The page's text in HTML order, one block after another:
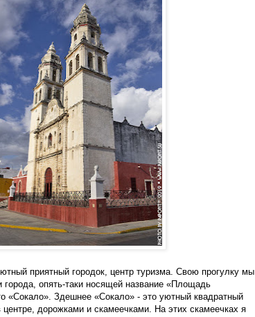
приятный городок, центр туризма. Свою прогулку мы
города, опять-таки носящей название «Площадь
«Сокало». Здешнее «Сокало» - это уютный квадратный
центре, дорожками и скамеечками. На этих скамеечках я